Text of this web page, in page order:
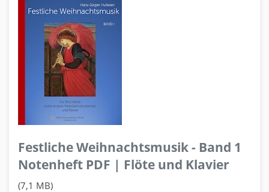
Festliche Weihnachtsmusik - Band 1
Notenheft PDF | Flöte und Klavier
(7,1 MB)